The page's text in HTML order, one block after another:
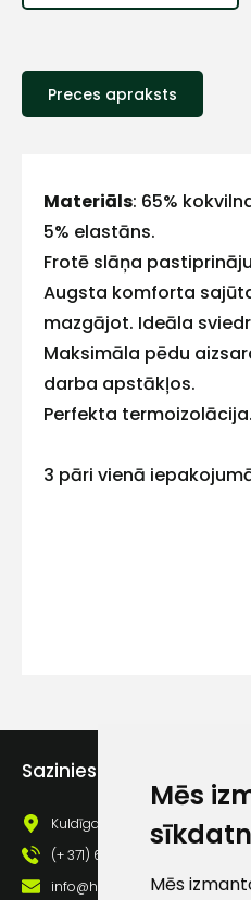
Mēs
Mēs
Preces apraksts
Materiāls: 65%
5% elastāns.
Frotē slāņa
Augsta komforta
mazgājot. Ideāla
Maksimāla pēdu
darba apstākļos.
Perfekta termoizolācija.
3 pāri vienā
Sazinies ar mums
Kuldīgas iela 69a, Saldus,
(+ 371) 63 881 186
info@hards.lv